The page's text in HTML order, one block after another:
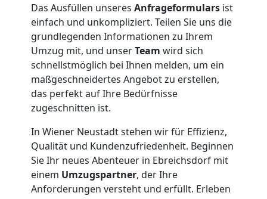
Das Ausfüllen unseres Anfrageformulars ist
einfach und unkompliziert. Teilen Sie uns die
grundlegenden Informationen zu Ihrem
Umzug mit, und unserTeam wird sich
schnellstmöglich bei Ihnen melden, um ein
maßgeschneidertes Angebot zu erstellen,
das perfekt auf Ihre Bedürfnisse
zugeschnitten ist.
In Wiener Neustadt stehen wir für Effizienz,
Qualität und Kundenzufriedenheit. Beginnen
Sie Ihr neues Abenteuer in Ebreichsdorf mit
einem Umzugspartner, der Ihre
Anforderungen versteht und erfüllt. Erleben
Lagerung
Wiener
Neustadt
Full-
Service-
Umzug